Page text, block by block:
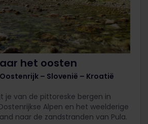
het oosten
– Slovenië – Kroatië
je van de pittoreske bergen in
Alpen en het weelderige
naar de zandstranden van Pula.